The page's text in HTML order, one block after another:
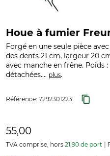
Houe à fumier
Forgé en une seule pièce
des dents 21 cm, largeur 20
avec manche en frêne. Poids
détachées.... plus.
Référence: 7292301223
55,00
TVA comprise, hors 21,90 de port